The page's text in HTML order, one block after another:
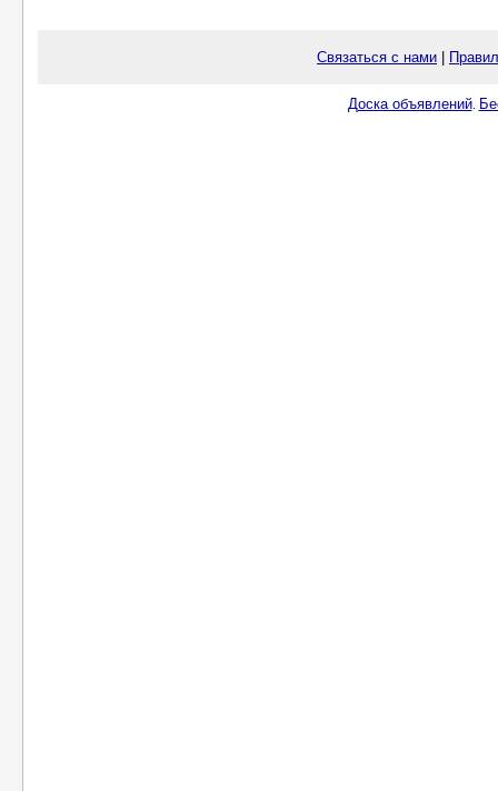
Связаться с нами
Доска объявлений.